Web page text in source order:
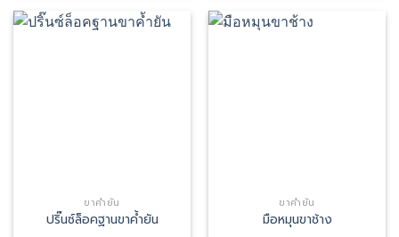
ขาค้ำยัน
ปริ๊นซ์ล็อคฐานขาค้ำยัน
ขาค้ำยัน
มือหมุนขาช้าง